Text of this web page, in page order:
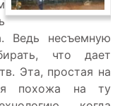
Ведь несъемную
что дает
Эта, простая на
похожа на ту